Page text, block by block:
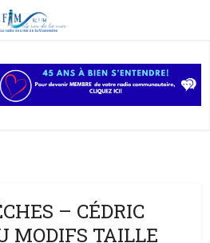
– CÉDRIC
MODIFS TAILLE